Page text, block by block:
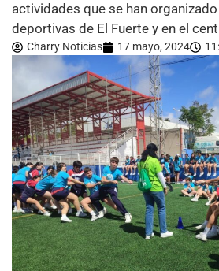
actividades que se han
deportivas de El Fuerte y en el
Charry Noticias 17 mayo, 2024